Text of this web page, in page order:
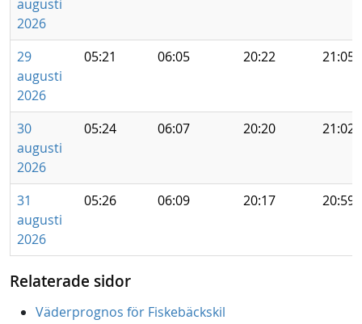
augusti
2026
29
augusti
2026
05:21 06:05 20:22 21:05
30
augusti
2026
05:24 06:07 20:20 21:02
31
augusti
2026
05:26 06:09 20:17 20:59
Relaterade sidor
Väderprognos för Fiskebäckskil